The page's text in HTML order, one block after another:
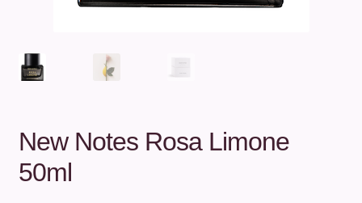
New Notes Rosa Limone
50ml